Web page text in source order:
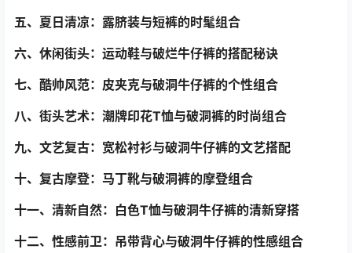
五、夏日清凉：露脐装与短裤的时髦组合
六、休闲街头：运动鞋与破烂牛仔裤的搭配秘诀
七、酷帅风范：皮夹克与破洞牛仔裤的个性组合
八、街头艺术：潮牌印花T恤与破洞裤的时尚组合
九、文艺复古：宽松衬衫与破洞牛仔裤的文艺搭配
十、复古摩登：马丁靴与破洞裤的摩登组合
十一、清新自然：白色T恤与破洞牛仔裤的清新穿搭
十二、性感前卫：吊带背心与破洞牛仔裤的性感组合